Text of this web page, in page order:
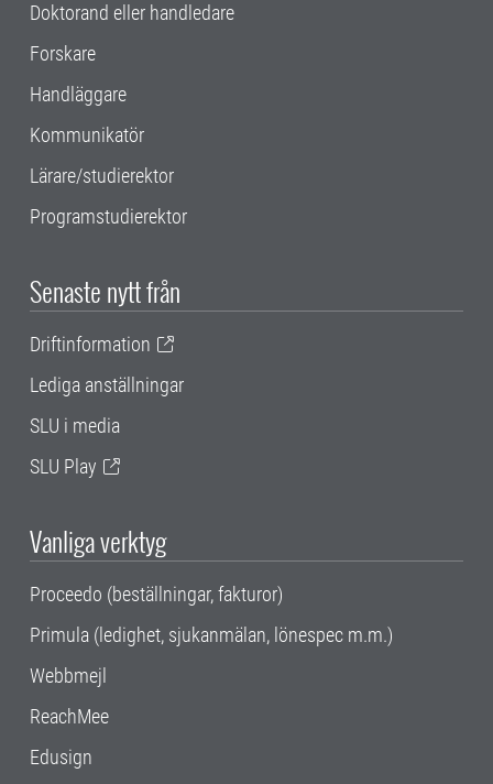
Doktorand eller handledare
Forskare
Handläggare
Kommunikatör
Lärare/studierektor
Programstudierektor
Senaste nytt från
Driftinformation
Lediga anställningar
SLU i media
SLU Play
Vanliga verktyg
Proceedo (beställningar, fakturor)
Primula (ledighet, sjukanmälan, lönespec m.m.)
Webbmejl
ReachMee
Edusign